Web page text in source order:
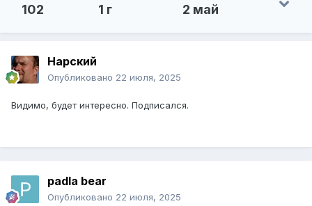
102 1 г 2 май
Нарский
Опубликовано 22 июля, 2025
Видимо, будет интересно. Подписался.
padla bear
Опубликовано 22 июля, 2025